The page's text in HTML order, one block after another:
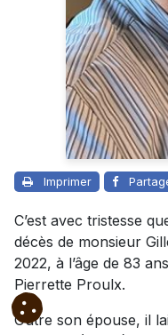
Imprimer
C’est avec tristesse
décès de monsieur
2022, à l’âge de 83
Pierrette Proulx.
Outre son épouse, il